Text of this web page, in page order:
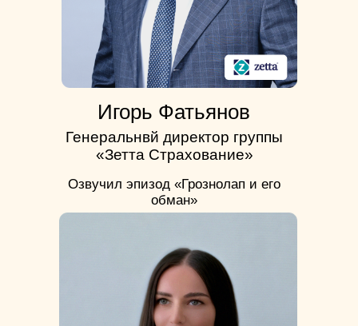
Озвучил эпизод «Грознолап и его
обман»
Игорь Фатьянов
Генеральнвй директор группы
«Зетта Страхование»